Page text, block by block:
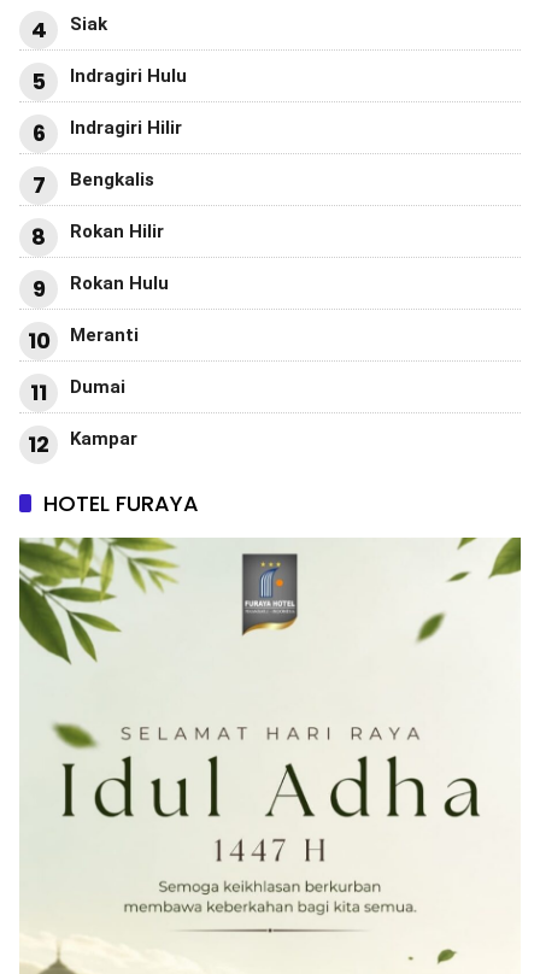
4 Siak
5 Indragiri Hulu
6 Indragiri Hilir
7 Bengkalis
8 Rokan Hilir
9 Rokan Hulu
10 Meranti
11 Dumai
12 Kampar
HOTEL FURAYA